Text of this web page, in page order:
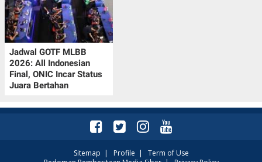
Jadwal GOTF MLBB
2026: All Indonesian
Final, ONIC Incar Status
Juara Bertahan
Sitemap | Profile | Term of Use